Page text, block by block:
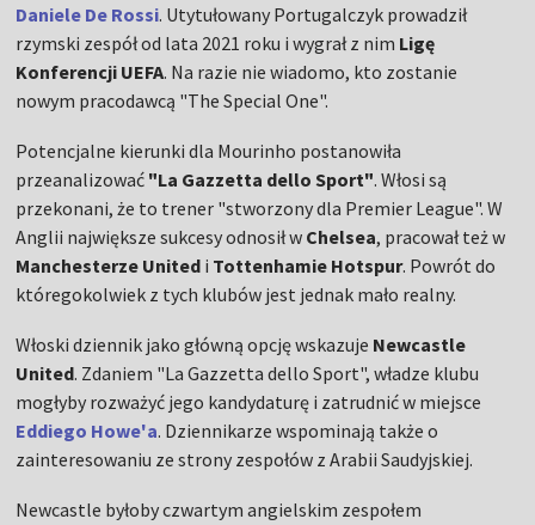
Daniele De Rossi. Utytułowany Portugalczyk prowadził
rzymski zespół od lata 2021 roku i wygrał z nim Ligę
Konferencji UEFA. Na razie nie wiadomo, kto zostanie
nowym pracodawcą "The Special One".
Potencjalne kierunki dla Mourinho postanowiła
przeanalizować "La Gazzetta dello Sport". Włosi są
przekonani, że to trener "stworzony dla Premier League". W
Anglii największe sukcesy odnosił w Chelsea, pracował też w
Manchesterze United i Tottenhamie Hotspur. Powrót do
któregokolwiek z tych klubów jest jednak mało realny.
Włoski dziennik jako główną opcję wskazuje Newcastle
United. Zdaniem "La Gazzetta dello Sport", władze klubu
mogłyby rozważyć jego kandydaturę i zatrudnić w miejsce
Eddiego Howe'a. Dziennikarze wspominają także o
zainteresowaniu ze strony zespołów z Arabii Saudyjskiej.
Newcastle byłoby czwartym angielskim zespołem